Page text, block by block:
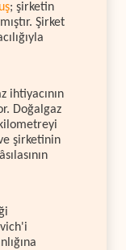
; şirketin
Şirket
ihtiyacının
Doğalgaz
şirketinin